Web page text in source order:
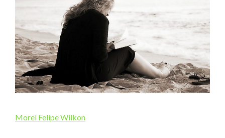
Morel Felipe Wilkon